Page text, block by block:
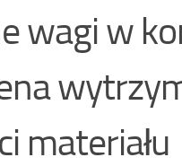
wagi w
materiału